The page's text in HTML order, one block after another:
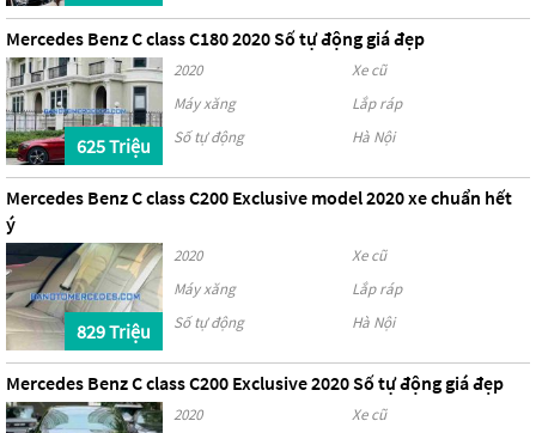
Mercedes Benz C class C180 2020 Số tự động giá đẹp
625 Triệu
2020
Xe cũ
Máy xăng
Lắp ráp
Số tự động
Hà Nội
Mercedes Benz C class C200 Exclusive model 2020 xe chuẩn hết
ý
829 Triệu
2020
Xe cũ
Máy xăng
Lắp ráp
Số tự động
Hà Nội
Mercedes Benz C class C200 Exclusive 2020 Số tự động giá đẹp
2020
Xe cũ